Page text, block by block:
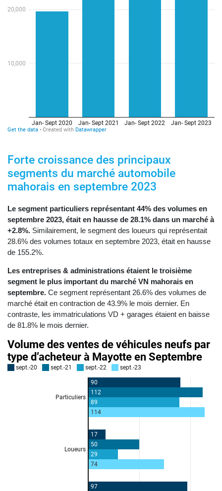
Forte croissance des principaux
segments du marché automobile
mahorais en septembre 2023
Le segment particuliers représentant 44% des volumes en
septembre 2023, était en hausse de 28.1% dans un marché à
+2.8%. Similairement, le segment des loueurs qui représentait
28.6% des volumes totaux en septembre 2023, était en hausse
de 155.2%.
Les entreprises & administrations étaient le troisième
segment le plus important du marché VN mahorais en
septembre. Ce segment représentant 26.6% des volumes de
marché était en contraction de 43.9% le mois dernier. En
contraste, les immatriculations VD + garages étaient en baisse
de 81.8% le mois dernier.